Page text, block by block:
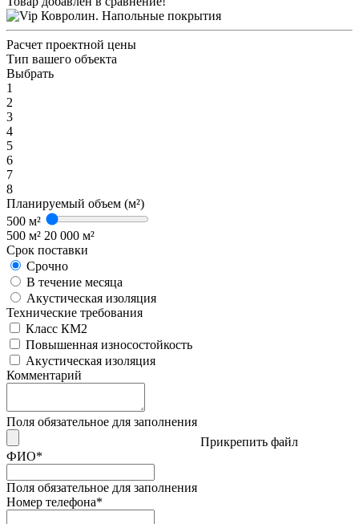
Расчет проектной цены
Тип вашего объекта
Выбрать
1
2
3
4
5
6
7
8
Планируемый объем (м²)
500 м²
500 м² 20 000 м²
Срок поставки
Срочно
В течение месяца
Акустическая изоляция
Технические требования
Класс КМ2
Повышенная износостойкость
Акустическая изоляция
Комментарий
Поля обязательное для заполнения
Прикрепить файл
ФИО*
Поля обязательное для заполнения
Номер телефона*